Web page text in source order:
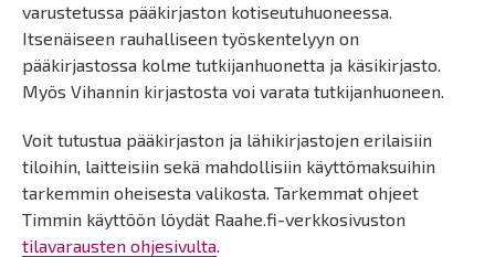
varustetussa pääkirjaston kotiseutuhuoneessa.
Itsenäiseen rauhalliseen työskentelyyn on
pääkirjastossa kolme tutkijanhuonetta ja käsikirjasto.
Myös Vihannin kirjastosta voi varata tutkijanhuoneen.
Voit tutustua pääkirjaston ja lähikirjastojen erilaisiin
tiloihin, laitteisiin sekä mahdollisiin käyttömaksuihin
tarkemmin oheisesta valikosta. Tarkemmat ohjeet
Timmin käyttöön löydät Raahe.fi-verkkosivuston
tilavarausten ohjesivulta.